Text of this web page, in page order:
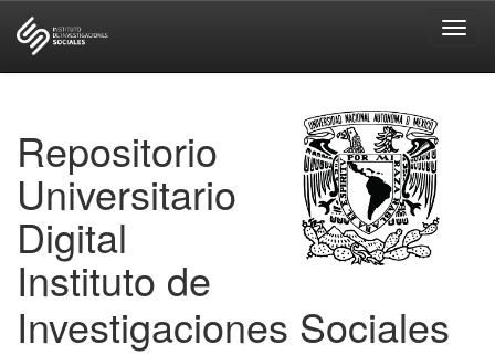
Repositorio
Universitario
Digital
Instituto de
Investigaciones Sociales